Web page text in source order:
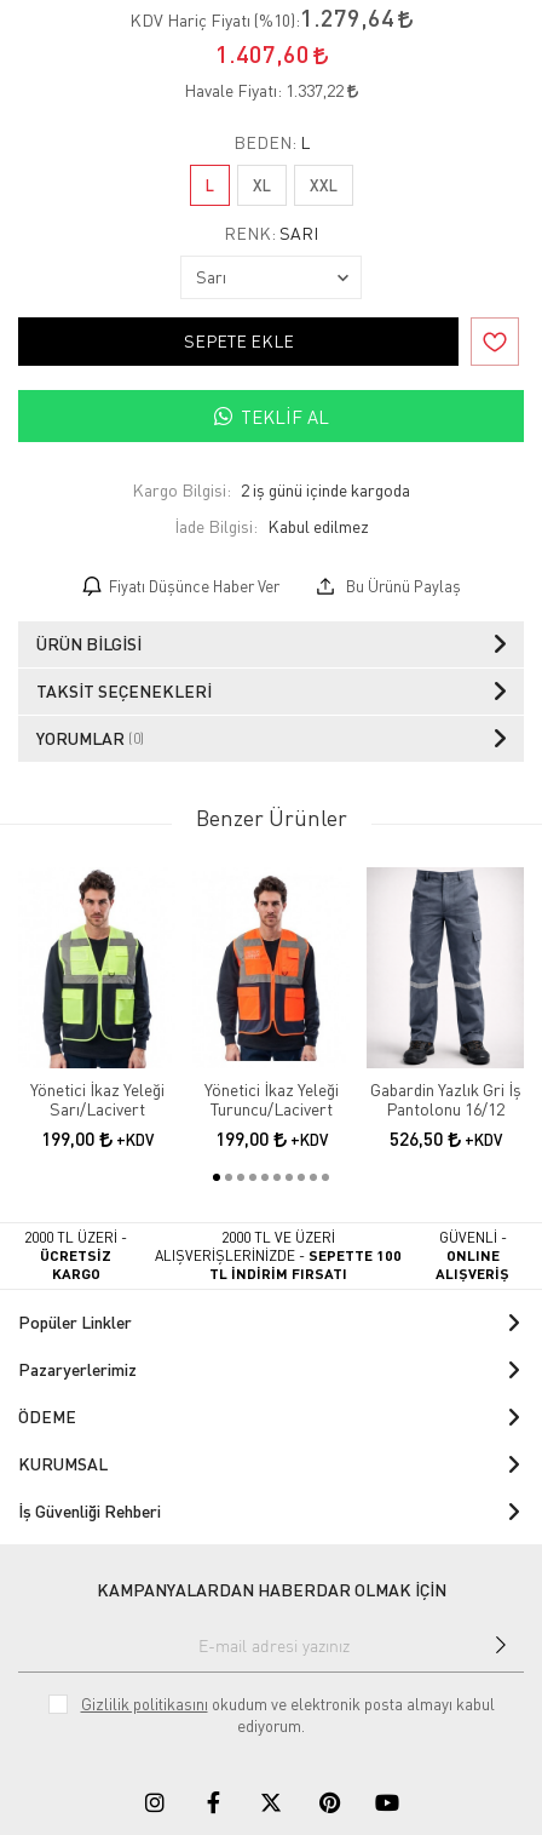
KDV Hariç Fiyatı (%10):1.279,64
1.407,60
Havale Fiyatı: 1.337,22
BEDEN: L
L XL XXL
RENK: SARI
SEPETE EKLE
TEKLIF AL
Kargo Bilgisi: 2 iş günü içinde kargoda
İade Bilgisi:
Fiyatı Düşünce Haber Ver Bu Ürünü Paylaş
ÜRÜN BILGISI
TAKSIT SEÇENEKLERI
YORUMLAR (0)
Benzer Ürünler
Yönetici İkaz Yeleği
Sarı/Lacivert
199,00 +KDV
Yönetici İkaz Yeleği
Turuncu/Lacivert
199,00 +KDV
Gabardin Yazlık Gri İş
Pantolonu 16/12
526,50 +KDV
2000 TL ÜZERİ -
ÜCRETSİZ
KARGO
2000 TL VE ÜZERİ
ALIŞVERİŞLERİNİZDE -SEPETTE 100
TL İNDİRİM FIRSATI
GÜVENLİ -
ONLINE
ALIŞVERİŞ
Popüler Linkler
Pazaryerlerimiz
ÖDEME
KURUMSAL
İş Güvenliği Rehberi
KAMPANYALARDAN HABERDAR OLMAK İÇİN
Gizlilik politikasını okudum ve elektronik posta almayı kabul
ediyorum.